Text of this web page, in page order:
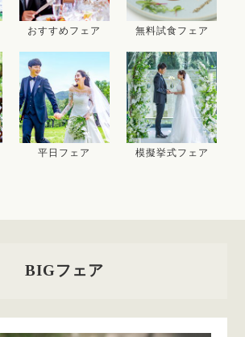
おすすめフェア 無料試食フェア
平日フェア 模擬挙式フェア
BIGフェア